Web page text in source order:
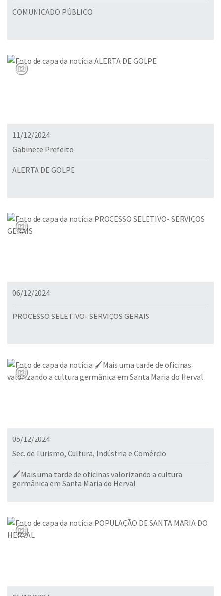
COMUNICADO PÚBLICO
11/12/2024
Gabinete Prefeito
ALERTA DE GOLPE
06/12/2024
PROCESSO SELETIVO- SERVIÇOS GERAIS
05/12/2024
Sec. de Turismo, Cultura, Indústria e Comércio
🖌️Mais uma tarde de oficinas valorizando a cultura
germânica em Santa Maria do Herval